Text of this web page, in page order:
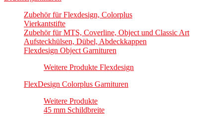
Zubehör für Flexdesign, Colorplus
Vierkantstifte
Zubehör für MTS, Coverline, Object und Classic Art
Aufsteckhülsen, Dübel, Abdeckkappen
Flexdesign Object Garnituren
Weitere Produkte Flexdesign
FlexDesign Colorplus Garnituren
Weitere Produkte
45 mm Schildbreite